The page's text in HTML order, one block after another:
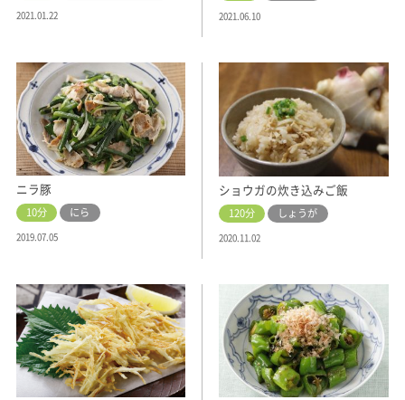
2021.01.22 2021.06.10
ニラ豚
10分 にら
2019.07.05
ショウガの炊き込みご飯
120分 しょうが
2020.11.02